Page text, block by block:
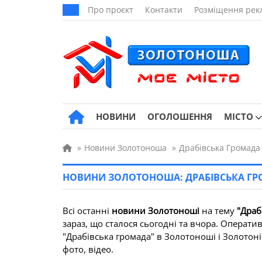
Про проєкт Контакти Розміщення
НОВИНИ ОГОЛОШЕННЯ МІСТО
» Новини Золотоноша » Драбівська Громада
НОВИНИ ЗОЛОТОНОША: ДРАБІВСЬКА
Всі останні новини Золотоноші на тему
зараз, що сталося сьогодні та вчора.
"Драбівська громада" в Золотоноші і
фото, відео.